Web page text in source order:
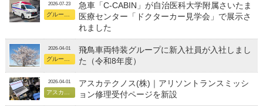
2026-07-23
グループ総合
急車「C-CABIN」が自治医科大学附属さいたま
医療センター「ドクターカー見学会」で展示さ
れました
2026-04-01
グループ総合
飛鳥車両特装グループに新入社員が入社しまし
た（令和8年度）
2026-04-01
アスカテクノス
アスカテクノス(株)｜アリソントランスミッシ
ョン修理受付ページを新設